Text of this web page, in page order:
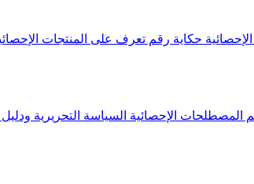
حكاية رقم تعرف على المنتجات
المصطلحات الإحصائية السياسة التحريرية ودليل